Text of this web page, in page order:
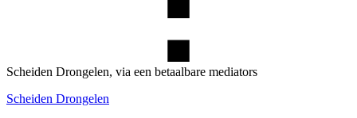
Scheiden Drongelen, via een betaalbare mediators
Scheiden Drongelen